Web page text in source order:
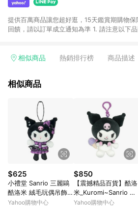
提供百萬商品讓您超好逛，15天鑑賞期購物
回饋，請以訂單成立通知為準 1. 請注意以下品類商品均無回饋：
電玩/遊戲/相機/單眼/鏡頭/拍立得 [2024/6/1
的購回饋活動享Yahoo超贈點回饋者 - 購物中
3. 訂單回饋金額將扣除運費/購物金/超贈點/
價券等虛擬貨幣折抵 4. 大宗採購或批發轉賣
有相關事證認定您為大宗採購、批發轉賣而非
相關認定以Yahoo購物中心之認定為準
相似商品 熱銷排行榜 商品描述
相似商品
$625
小禮堂 Sanrio 三麗鷗
酷洛米 絨毛玩偶吊飾
(搖滾甜心)
Yahoo購物中心
$850
【震撼精品百貨】酷洛
米_Kuromi~Sanrio 日
本SANRIO三麗鷗 酷洛
Yahoo購物中心